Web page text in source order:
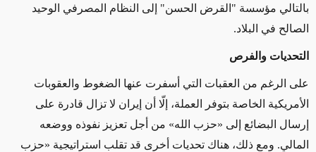
بالتالي مؤسسة "القرض الحسن" إلى النظام المصرفي الوحيد
الصالح في البلاد.
التحديات والفرص
على الرغم من العقبات التي أسفرت عنها الضغوط والعقوبات
الأمريكية الخاصة بتوفر العملة، إلّا أن إيران لا تزال قادرة على
إرسال البضائع إلى «حزب الله» من أجل تعزيز نفوذه ووضعه
المالي. ومع ذلك، هناك تحديات أخرى قد تقلب استراتيجية «حزب